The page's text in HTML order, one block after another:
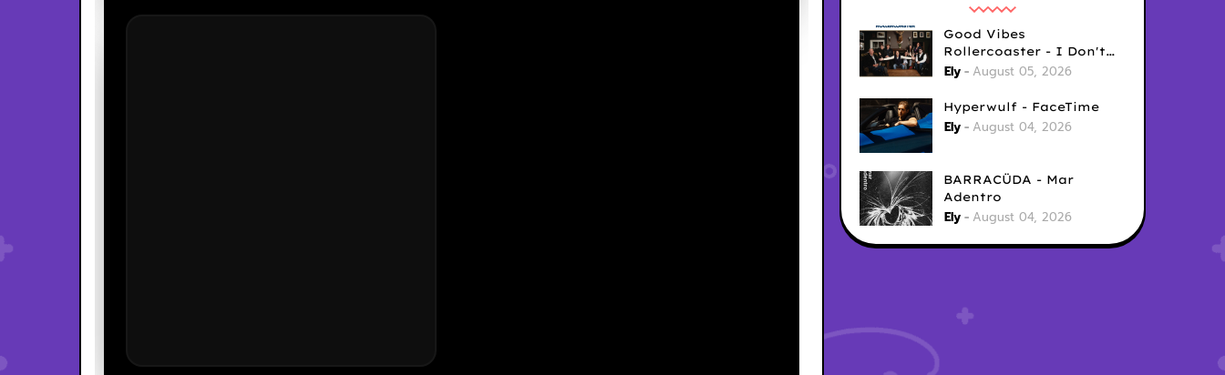
Good Vibes
Rollercoaster - I Don't
Care
Ely August 05, 2026
Hyperwulf - FaceTime
Ely August 04, 2026
BARRACÜDA - Mar
Adentro
Ely August 04, 2026